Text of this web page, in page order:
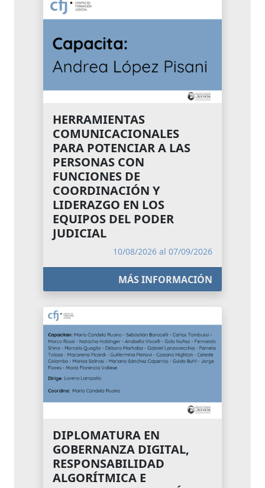
HERRAMIENTAS
COMUNICACIONALES
PARA POTENCIAR A LAS
PERSONAS CON
FUNCIONES DE
COORDINACIÓN Y
LIDERAZGO EN LOS
EQUIPOS DEL PODER
JUDICIAL
10/08/2026 al 07/09/2026
MÁS INFORMACIÓN
DIPLOMATURA EN
GOBERNANZA DIGITAL,
RESPONSABILIDAD
ALGORÍTMICA E